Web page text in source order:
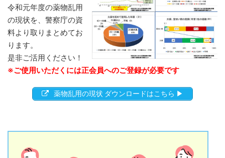
令和元年度の薬物乱用
の現状を、警察庁の資
料より取りまとめてお
ります。
是非ご活用ください！
※ご使用いただくには正会員へのご登録が必要です
薬物乱用の現状 ダウンロードはこちら ▶